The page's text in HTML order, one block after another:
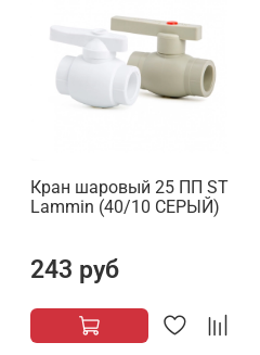
Кран шаровый 25 ПП ST
Lammin (40/10 СЕРЫЙ)
243 руб